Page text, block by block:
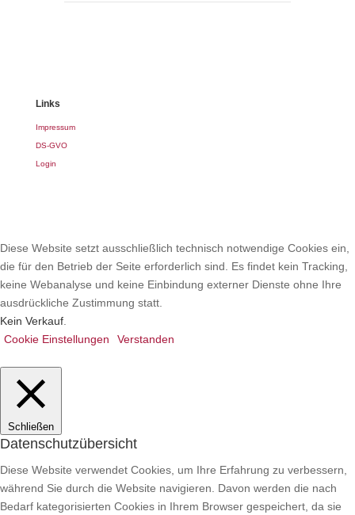
Links
Impressum
DS-GVO
Login
Diese Website setzt ausschließlich technisch notwendige Cookies ein,
die für den Betrieb der Seite erforderlich sind. Es findet kein Tracking,
keine Webanalyse und keine Einbindung externer Dienste ohne Ihre
ausdrückliche Zustimmung statt.
Kein Verkauf
Cookie Einstellungen
Verstanden
Schließen
Datenschutzübersicht
Diese Website verwendet Cookies, um Ihre Erfahrung zu verbessern,
während Sie durch die Website navigieren. Davon werden die nach
Bedarf kategorisierten Cookies in Ihrem Browser gespeichert, da sie